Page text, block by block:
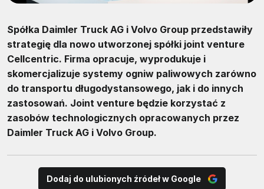
Spółka Daimler Truck AG i Volvo Group przedstawiły
strategię dla nowo utworzonej spółki joint venture
Cellcentric. Firma opracuje, wyprodukuje i
skomercjalizuje systemy ogniw paliwowych zarówno
do transportu długodystansowego, jak i do innych
zastosowań. Joint venture będzie korzystać z
zasobów technologicznych opracowanych przez
Daimler Truck AG i Volvo Group.
Dodaj do ulubionych źródeł w Google